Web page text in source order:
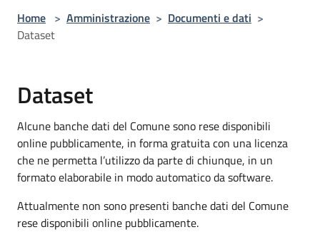
Home > Amministrazione > Documenti e dati >
Dataset
Dataset
Alcune banche dati del Comune sono rese disponibili
online pubblicamente, in forma gratuita con una licenza
che ne permetta l’utilizzo da parte di chiunque, in un
formato elaborabile in modo automatico da software.
Attualmente non sono presenti banche dati del Comune
rese disponibili online pubblicamente.